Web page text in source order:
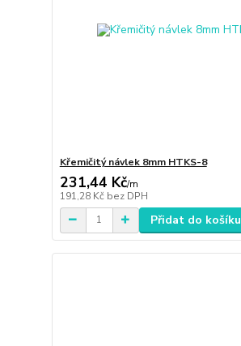
Křemičitý návlek 8mm HTKS-8
231,44 Kč/m
191,28 Kč bez DPH
Přidat do košíku